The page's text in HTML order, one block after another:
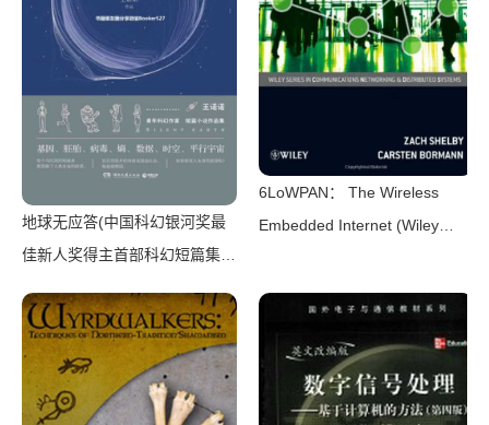
地球无应答(中国科幻银河奖最
佳新人奖得主首部科幻短篇集！
未来，看时间空间合伙变魔
术！)（王诺诺 [王诺诺]）（湖
南文艺出版社 2019）
6LoWPAN： The Wireless
Embedded Internet (Wiley
Networking & Distributed
Carsten Bormann）（Wiley
2010）